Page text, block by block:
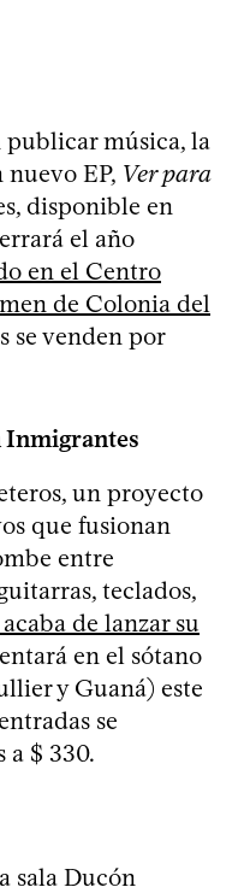
publicar música, la
EP, Ver para
disponible en
el año
en el Centro
de Colonia del
se venden por
Inmigrantes
un proyecto
que fusionan
entre
teclados,
de lanzar su
en el sótano
y Guaná) este
se
a $ 330.
sala Ducón